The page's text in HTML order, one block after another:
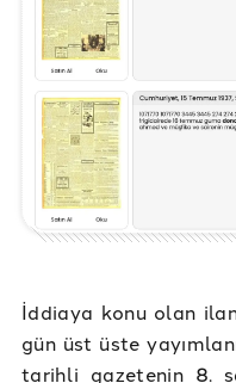
İddiaya konu olan
gün üst üste
tarihli gazetenin 8.